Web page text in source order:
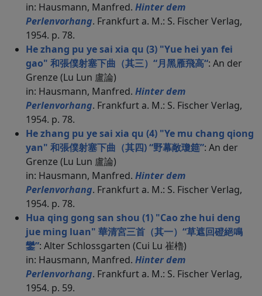
in: Hausmann, Manfred. Hinter dem
Perlenvorhang. Frankfurt a. M.: S. Fischer Verlag,
1954. p. 78.
He zhang pu ye sai xia qu (3) "Yue hei yan fei
gao" 和張僕射塞下曲（其三）“月黑雁飛高“: An der
Grenze (Lu Lun 盧論)
in: Hausmann, Manfred. Hinter dem
Perlenvorhang. Frankfurt a. M.: S. Fischer Verlag,
1954. p. 78.
He zhang pu ye sai xia qu (4) "Ye mu chang qiong
yan" 和張僕射塞下曲（其四) “野幕敞瓊筵”: An der
Grenze (Lu Lun 盧論)
in: Hausmann, Manfred. Hinter dem
Perlenvorhang. Frankfurt a. M.: S. Fischer Verlag,
1954. p. 78.
Hua qing gong san shou (1) "Cao zhe hui deng
jue ming luan" 華清宮三首（其一）“草遮回磴絕鳴
鑾”: Alter Schlossgarten (Cui Lu 崔櫓)
in: Hausmann, Manfred. Hinter dem
Perlenvorhang. Frankfurt a. M.: S. Fischer Verlag,
1954. p. 59.